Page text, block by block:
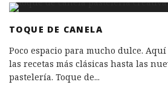
TOQUE DE CANELA
Poco espacio para mucho dulce.
las recetas más clásicas hasta las
pastelería. Toque de...